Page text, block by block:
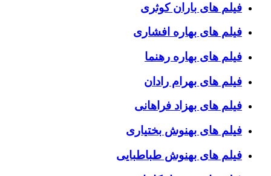
فیلم های باران کوثری
فیلم های بهاره افشاری
فیلم های بهاره رهنما
فیلم های بهرام رادان
فیلم های بهزاد فراهانی
فیلم های بهنوش بختیاری
فیلم های بهنوش طباطبایی